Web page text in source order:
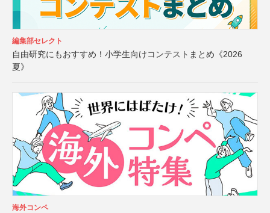
編集部セレクト
自由研究にもおすすめ！小学生向けコンテストまとめ《2026
夏》
海外コンペ